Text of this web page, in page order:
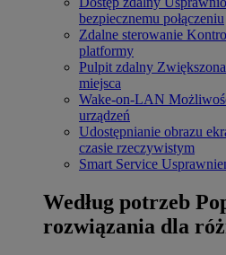
bezpiecznemu połączeniu
Zdalne sterowanie
platformy
Pulpit zdalny
miejsca
Wake-on-LAN
urządzeń
Udostępnianie obrazu
czasie rzeczywistym
Smart Service
Według potrzeb
rozwiązania dla